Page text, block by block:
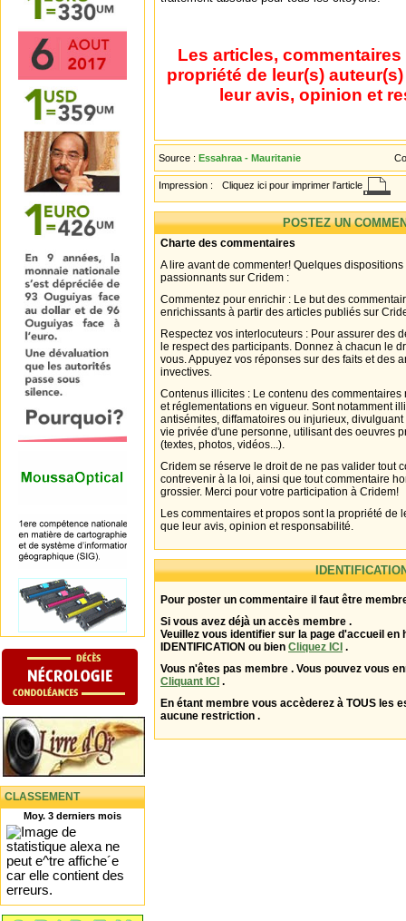
CLASSEMENT
Moy. 3 derniers mois
Les articles,
propriété de leur(s)
leur avis, opinion et
Source : Essahraa - Mauritanie
Impression : Cliquez ici pour imprimer l'article
POSTEZ UN
Charte des commentaires
A lire avant de commenter! Quelques
passionnants sur Cridem :
Commentez pour enrichir : Le but des
enrichissants à partir des articles publiés sur
Respectez vos interlocuteurs : Pour assurer des
le respect des participants. Donnez à chacun le
vous. Appuyez vos réponses sur des faits et des
invectives.
Contenus illicites : Le contenu des
et réglementations en vigueur. Sont notamment
antisémites, diffamatoires ou injurieux,
vie privée d'une personne, utilisant des oeuvres
(textes, photos, vidéos...).
Cridem se réserve le droit de ne pas valider tout
contrevenir à la loi, ainsi que tout commentaire
grossier. Merci pour votre participation à Cridem!
Les commentaires et propos sont la propriété de
que leur avis, opinion et responsabilité.
Pour poster un commentaire il faut être
Si vous avez déjà un accès membre .
Veuillez vous identifier sur la page d'accueil en
IDENTIFICATION ou bien Cliquez ICI .
Vous n'êtes pas membre . Vous pouvez vous
Cliquant ICI .
En étant membre vous accèderez à TOUS les
aucune restriction .